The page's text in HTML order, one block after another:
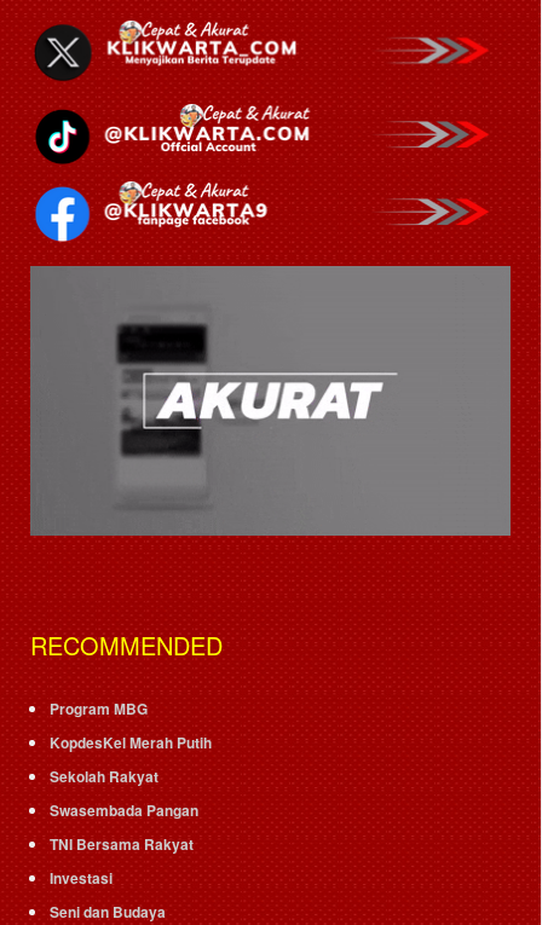
RECOMMENDED
Program MBG
KopdesKel Merah Putih
Sekolah Rakyat
Swasembada Pangan
TNI Bersama Rakyat
Investasi
Seni dan Budaya